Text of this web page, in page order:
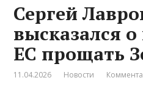
Сергей
высказался
ЕС прощать
11.04.2026 Новости